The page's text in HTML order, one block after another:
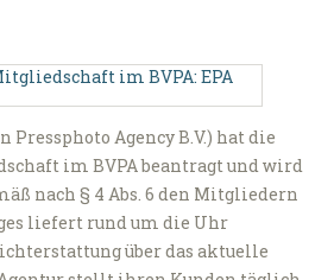
Pressphoto Agency B.V.) hat die
im BVPA beantragt und wird
nach § 4 Abs. 6 den Mitgliedern
liefert rund um die Uhr
über das aktuelle